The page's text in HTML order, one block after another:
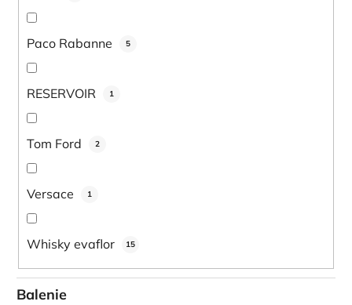
Paco Rabanne 5
RESERVOIR 1
Tom Ford 2
Versace 1
Whisky evaflor 15
Balenie